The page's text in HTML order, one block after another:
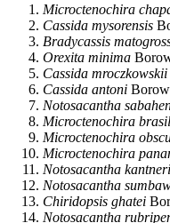
Microctenochira
Cassida mysorensis
Bradycassis
Orexita minima
Cassida mroczkowskii
Cassida antoni
Notosacantha
Microctenochira
Microctenochira
Microctenochira
Notosacantha kantneri
Notosacantha
Chiridopsis ghatei
Notosacantha